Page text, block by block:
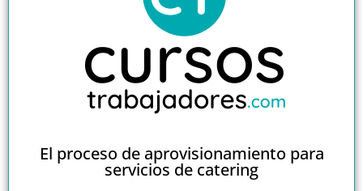
El proceso de aprovisionamiento para
servicios de catering